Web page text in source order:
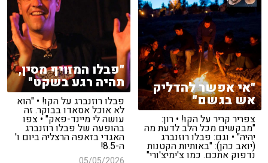
"פבלו המזויף מסין,
תהיה רגע בשקט"
פבלו רוזנברג על הקו! • "הוא
לא אוכל אסאדו בבוקר. זה
עושה לי מיינד-פאק" • צפו
בהופעה של פבלו רוזנברג
האגדי בזאפה הרצליה ביום ו'
ה-8.5!
"אי אפשר להדליק
אש בגשם"
צפריר קריר על הקו! • רון:
"מבקשים מכל הלב לדעת מה
יהיה" • וגם: פבלו רוזנברג
(יואב כהן): "באותיות הקטנות
נדפוק אתכם. כמו צ'ימיצ'ורי"